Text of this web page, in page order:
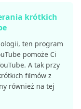
krótkich
ten program
pomoże Ci
A tak przy
filmów z
również na tej